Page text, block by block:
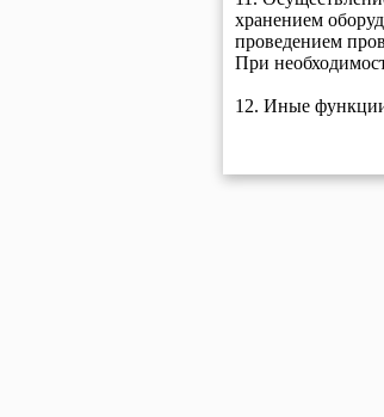
хранением
проведением
При
12. Иные функции